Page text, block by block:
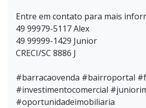
Entre em contato para mais
49 99979-5117 Alex
49 99999-1429 Junior
CRECI/SC 8886 J
#barracaovenda #bairroportal
#investimentocomercial
#oportunidadeimobiliaria